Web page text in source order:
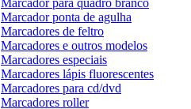
Marcador para quadro branco
Marcador ponta de agulha
Marcadores de feltro
Marcadores e outros modelos
Marcadores especiais
Marcadores lápis fluorescentes
Marcadores para cd/dvd
Marcadores roller